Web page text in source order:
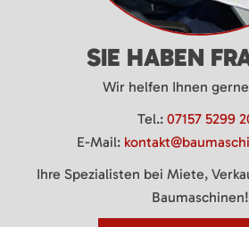
SIE HABEN
Wir helfen Ihnen
Tel.: 07157 5299
E-Mail:
Ihre Spezialisten bei Miete,
Baumaschinen!